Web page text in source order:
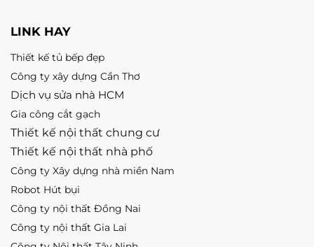
LINK HAY
Thiết kế tủ bếp đẹp
Công ty xây dựng Cần Thơ
Dịch vụ sửa nhà HCM
Gia công cắt gạch
Thiết kế nội thất chung cư
Thiết kế nội thất nhà phố
Công ty Xây dựng nhà miền Nam
Robot Hút bụi
Công ty nội thất Đồng Nai
Công ty nội thất Gia Lai